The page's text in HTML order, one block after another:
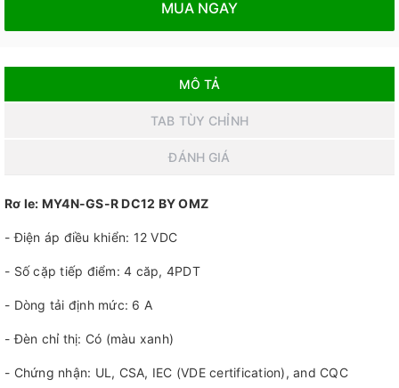
MUA NGAY
MÔ TẢ
TAB TÙY CHỈNH
ĐÁNH GIÁ
Rơ le: MY4N-GS-R DC12 BY OMZ
- Điện áp điều khiển: 12 VDC
- Số cặp tiếp điểm: 4 căp, 4PDT
- Dòng tải định mức: 6 A
- Đèn chỉ thị: Có (màu xanh)
- Chứng nhận: UL, CSA, IEC (VDE certification), and CQC